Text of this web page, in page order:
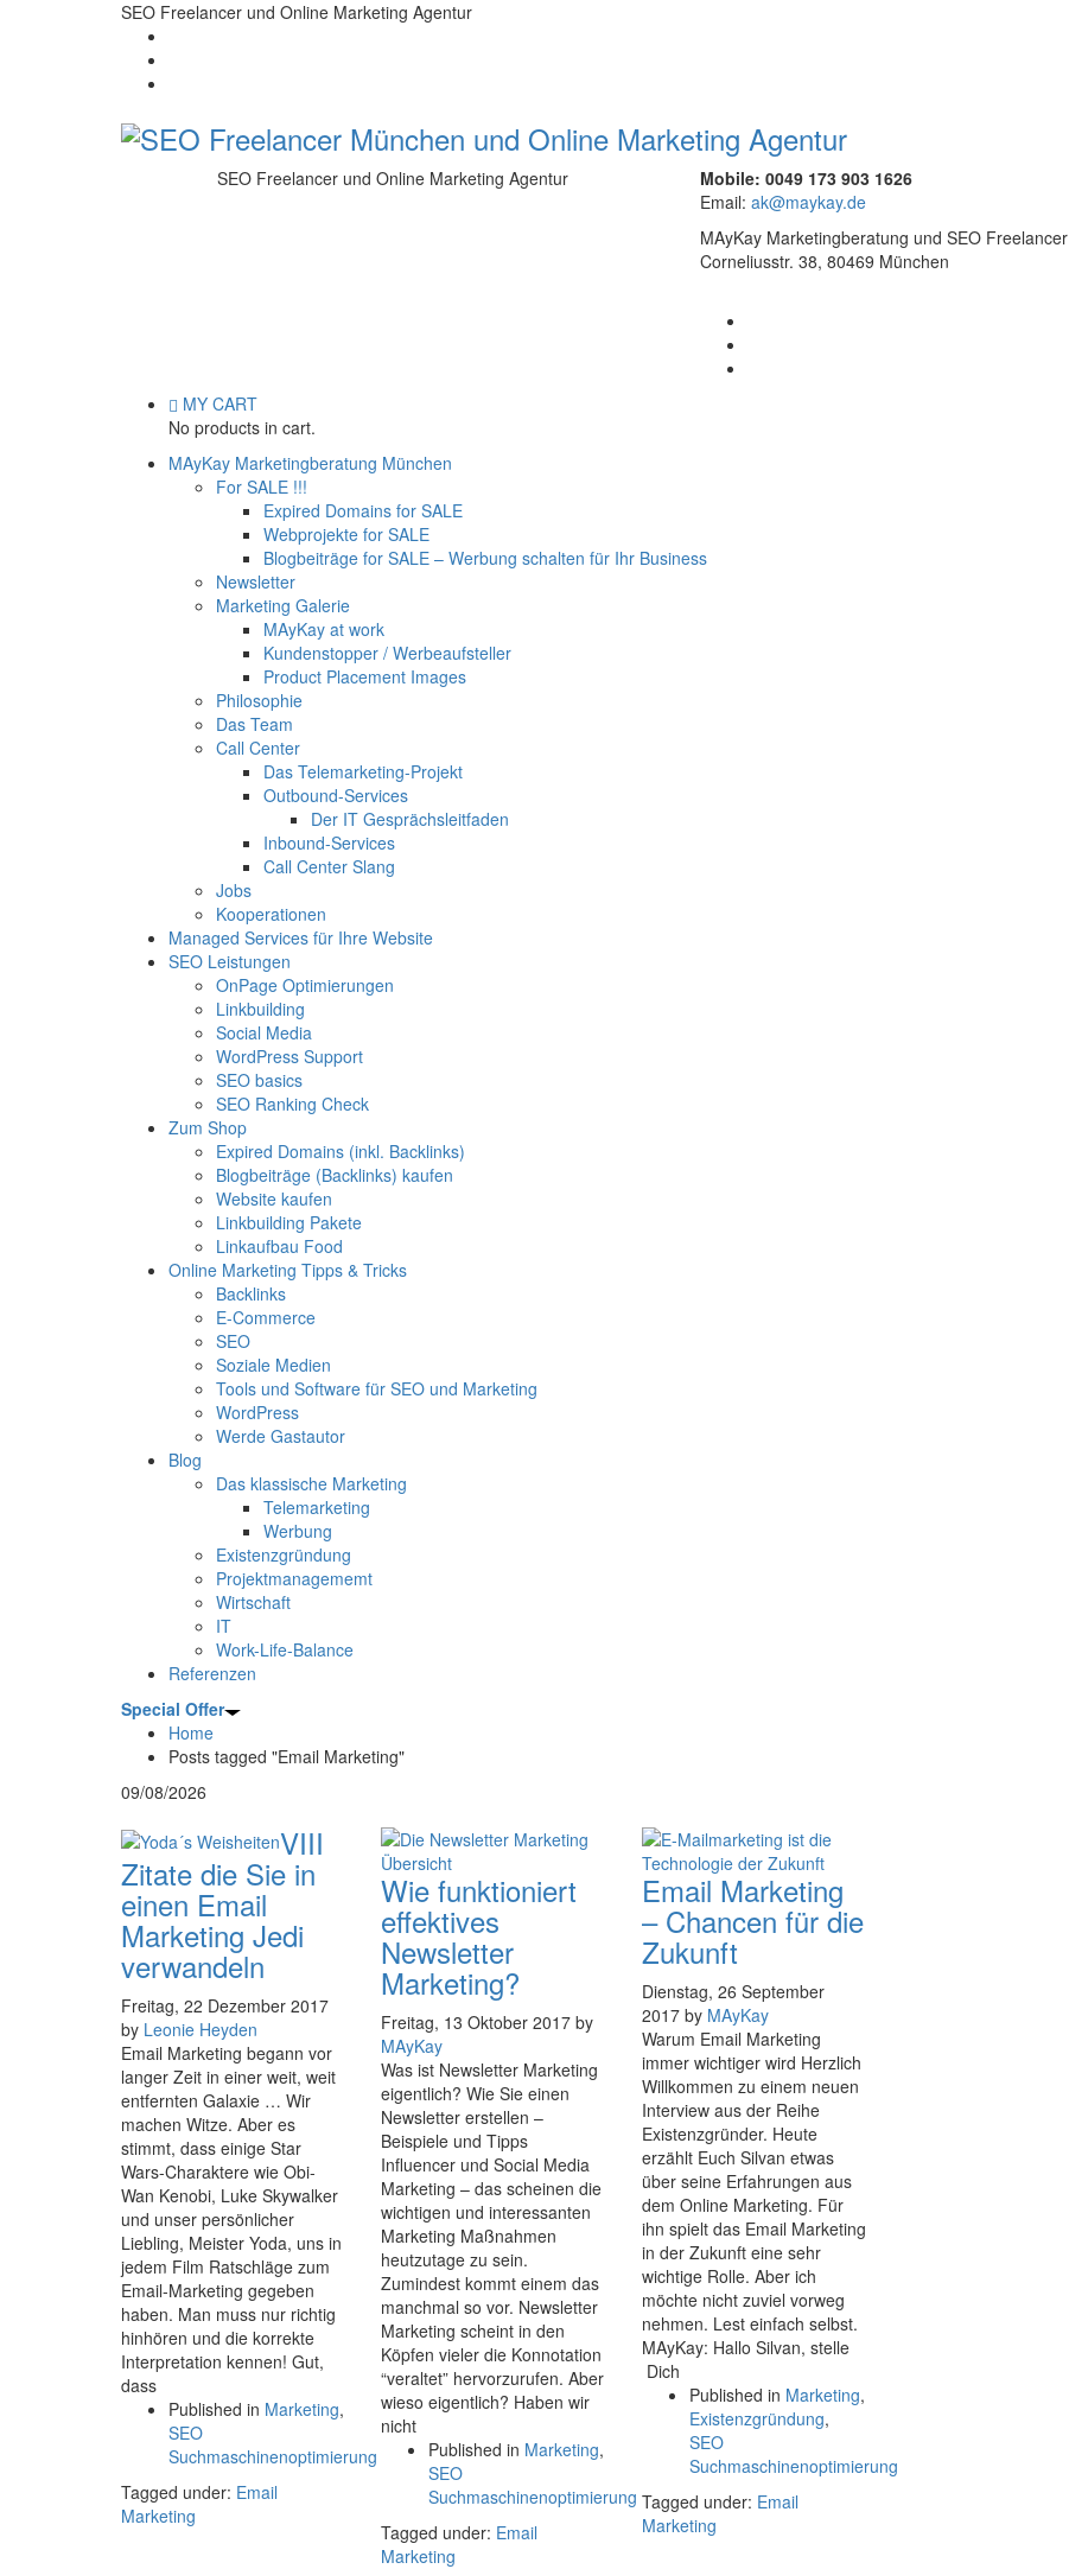
SEO Freelancer und Online Marketing Agentur
SEO Freelancer und Online Marketing Agentur
Mobile: 0049 173 903 1626
Email: ak@maykay.de
MAyKay Marketingberatung und SEO Freelancer
Corneliusstr. 38, 80469 München
MY CART
No products in cart.
MAyKay Marketingberatung München
For SALE !!!
Expired Domains for SALE
Webprojekte for SALE
Blogbeiträge for SALE – Werbung schalten für Ihr Business
Newsletter
Marketing Galerie
MAyKay at work
Kundenstopper / Werbeaufsteller
Product Placement Images
Philosophie
Das Team
Call Center
Das Telemarketing-Projekt
Outbound-Services
Der IT Gesprächsleitfaden
Inbound-Services
Call Center Slang
Jobs
Kooperationen
Managed Services für Ihre Website
SEO Leistungen
OnPage Optimierungen
Linkbuilding
Social Media
WordPress Support
SEO basics
SEO Ranking Check
Zum Shop
Expired Domains (inkl. Backlinks)
Blogbeiträge (Backlinks) kaufen
Website kaufen
Linkbuilding Pakete
Linkaufbau Food
Online Marketing Tipps & Tricks
Backlinks
E-Commerce
SEO
Soziale Medien
Tools und Software für SEO und Marketing
WordPress
Werde Gastautor
Blog
Das klassische Marketing
Telemarketing
Werbung
Existenzgründung
Projektmanagememt
Wirtschaft
IT
Work-Life-Balance
Referenzen
Special Offer
Home
Posts tagged "Email Marketing"
09/08/2026
VIII
Zitate die Sie in
einen Email
Marketing Jedi
verwandeln
Freitag, 22 Dezember 2017
by Leonie Heyden
Email Marketing begann vor
langer Zeit in einer weit, weit
entfernten Galaxie … Wir
machen Witze. Aber es
stimmt, dass einige Star
Wars-Charaktere wie Obi-
Wan Kenobi, Luke Skywalker
und unser persönlicher
Liebling, Meister Yoda, uns in
jedem Film Ratschläge zum
Email-Marketing gegeben
haben. Man muss nur richtig
hinhören und die korrekte
Interpretation kennen! Gut,
dass
Published in Marketing,
SEO
Suchmaschinenoptimierung
Tagged under: Email
Marketing
Wie funktioniert
effektives
Newsletter
Marketing?
Freitag, 13 Oktober 2017 by
MAyKay
Was ist Newsletter Marketing
eigentlich? Wie Sie einen
Newsletter erstellen –
Beispiele und Tipps
Influencer und Social Media
Marketing – das scheinen die
wichtigen und interessanten
Marketing Maßnahmen
heutzutage zu sein.
Zumindest kommt einem das
manchmal so vor. Newsletter
Marketing scheint in den
Köpfen vieler die Konnotation
“veraltet” hervorzurufen. Aber
wieso eigentlich? Haben wir
nicht
Published in Marketing,
SEO
Suchmaschinenoptimierung
Tagged under: Email
Marketing
Email Marketing
– Chancen für die
Zukunft
Dienstag, 26 September
2017 by MAyKay
Warum Email Marketing
immer wichtiger wird Herzlich
Willkommen zu einem neuen
Interview aus der Reihe
Existenzgründer. Heute
erzählt Euch Silvan etwas
über seine Erfahrungen aus
dem Online Marketing. Für
ihn spielt das Email Marketing
in der Zukunft eine sehr
wichtige Rolle. Aber ich
möchte nicht zuviel vorweg
nehmen. Lest einfach selbst.
MAyKay: Hallo Silvan, stelle
Dich
Published in Marketing,
Existenzgründung,
SEO
Suchmaschinenoptimierung
Tagged under: Email
Marketing